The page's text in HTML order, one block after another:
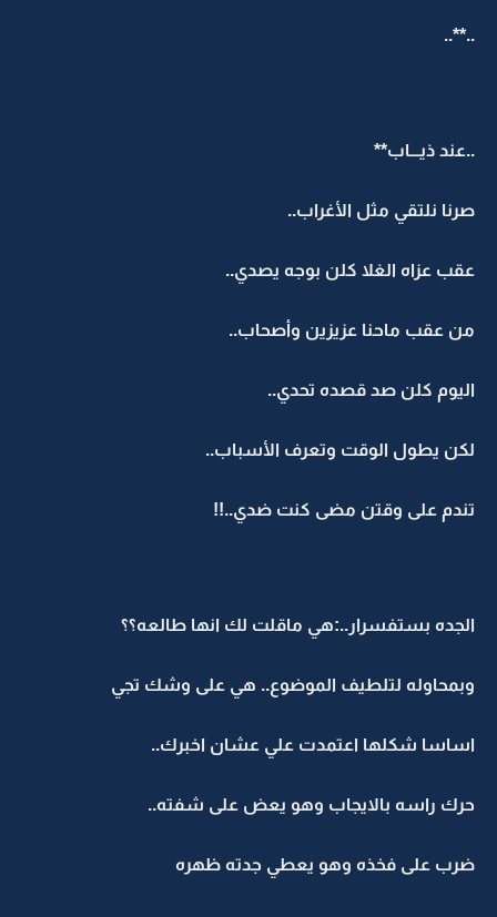
..**..
..عند ذيـــاب**
صرنا نلتقي مثل الأغراب..
عقب عزاه الغلا كلن بوجه يصدي..
من عقب ماحنا عزيزين وأصحاب..
اليوم كلن صد قصده تحدي..
لكن يطول الوقت وتعرف الأسباب..
تندم على وقتن مضى كنت ضدي..!!
الجده بستفسرار..:هي ماقلت لك انها طالعه؟؟
وبمحاوله لتلطيف الموضوع.. هي على وشك تجي
اساسا شكلها اعتمدت علي عشان اخبرك..
حرك راسه بالايجاب وهو يعض على شفته..
ضرب على فخذه وهو يعطي جدته ظهره